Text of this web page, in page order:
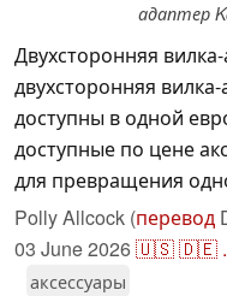
адаптер
Двухсторонняя
двухсторонняя
доступны в одной
доступные по цене
для превращения
Polly Allcock (перевод
03 June 2026🇺🇸🇩🇪
аксессуары